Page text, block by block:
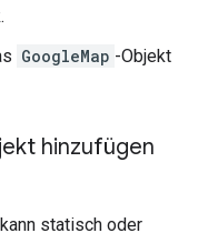
GoogleMap -Objekt
hinzufügen
statisch oder